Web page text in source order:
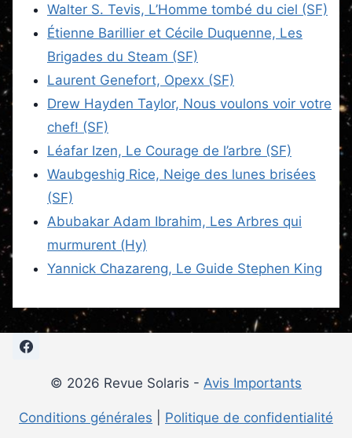
Walter S. Tevis, L’Homme tombé du ciel (SF)
Étienne Barillier et Cécile Duquenne, Les
Brigades du Steam (SF)
Laurent Genefort, Opexx (SF)
Drew Hayden Taylor, Nous voulons voir votre
chef! (SF)
Léafar Izen, Le Courage de l’arbre (SF)
Waubgeshig Rice, Neige des lunes brisées
(SF)
Abubakar Adam Ibrahim, Les Arbres qui
murmurent (Hy)
Yannick Chazareng, Le Guide Stephen King
© 2026 Revue Solaris - Avis Importants
Conditions générales Politique de confidentialité